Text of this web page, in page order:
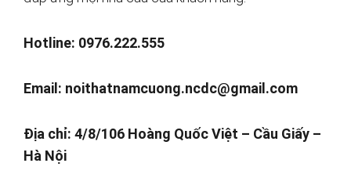
Hotline: 0976.222.555
Email: noithatnamcuong.ncdc@gmail.com
Địa chỉ: 4/8/106 Hoàng Quốc Việt – Cầu Giấy –
Hà Nội